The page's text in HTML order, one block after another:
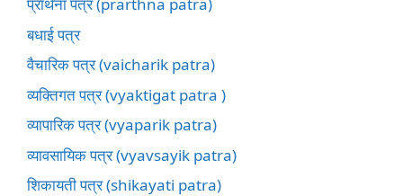
बधाई पत्र
वैचारिक पत्र (vaicharik patra)
व्यक्तिगत पत्र (vyaktigat patra )
व्यापारिक पत्र (vyaparik patra)
व्यावसायिक पत्र (vyavsayik patra)
शिकायती पत्र (shikayati patra)